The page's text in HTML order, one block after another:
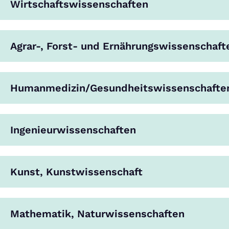
Wirtschaftswissenschaften
Agrar-, Forst- und
Humanmedizin/
Ingenieurwissenschaften
Kunst, Kunstwissenschaft
Mathematik, Naturwissenschaften